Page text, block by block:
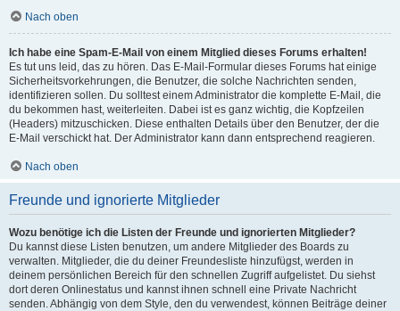
Nach oben
Ich habe eine Spam-E-Mail von einem Mitglied dieses Forums erhalten!
Es tut uns leid, das zu hören. Das E-Mail-Formular dieses Forums hat einige
Sicherheitsvorkehrungen, die Benutzer, die solche Nachrichten senden,
identifizieren sollen. Du solltest einem Administrator die komplette E-Mail, die
du bekommen hast, weiterleiten. Dabei ist es ganz wichtig, die Kopfzeilen
(Headers) mitzuschicken. Diese enthalten Details über den Benutzer, der die
E-Mail verschickt hat. Der Administrator kann dann entsprechend reagieren.
Nach oben
Freunde und ignorierte Mitglieder
Wozu benötige ich die Listen der Freunde und ignorierten Mitglieder?
Du kannst diese Listen benutzen, um andere Mitglieder des Boards zu
verwalten. Mitglieder, die du deiner Freundesliste hinzufügst, werden in
deinem persönlichen Bereich für den schnellen Zugriff aufgelistet. Du siehst
dort deren Onlinestatus und kannst ihnen schnell eine Private Nachricht
senden. Abhängig von dem Style, den du verwendest, können Beiträge deiner